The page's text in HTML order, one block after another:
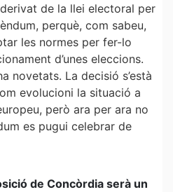
de la llei electoral per
perquè, com sabeu,
les normes per fer-lo
d’unes eleccions.
novetats. La decisió s’està
evolucioni la situació a
però ara per ara no
es pugui celebrar de
de Concòrdia serà un